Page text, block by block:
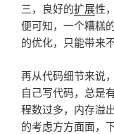
三，良好的扩展性
便可知，一个糟糕
的优化，只能带来
再从代码细节来说
自己写代码，总是
程数过多，内存溢
的考虑方方面面，